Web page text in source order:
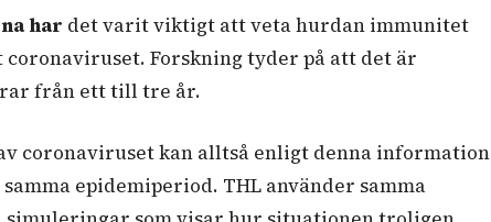
har det varit viktigt att veta hurdan immunitet
coronaviruset. Forskning tyder på att det är
från ett till tre år.
coronaviruset kan alltså enligt denna information
epidemiperiod. THL använder samma